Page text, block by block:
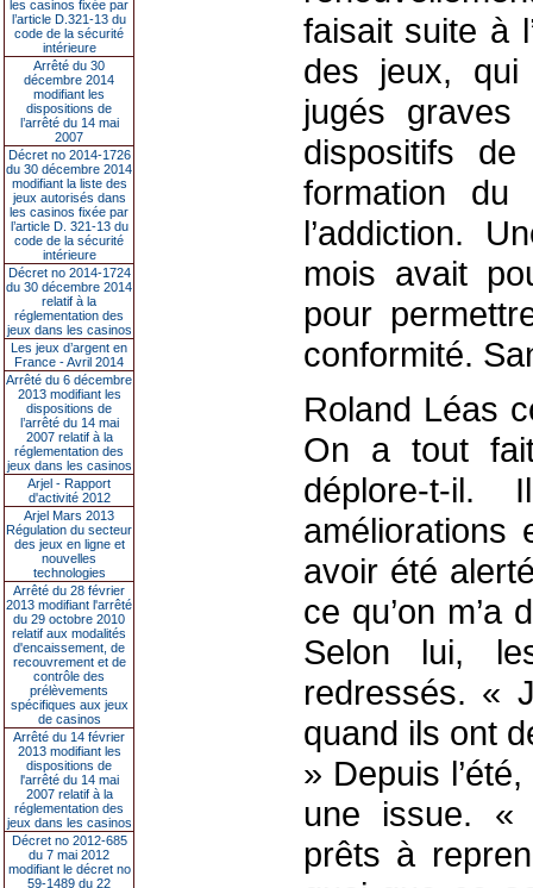
les casinos fixée par
l’article D.321-13 du
code de la sécurité
intérieure
Arrêté du 30
décembre 2014
modifiant les
dispositions de
l’arrêté du 14 mai
2007
Décret no 2014-1726
du 30 décembre 2014
modifiant la liste des
jeux autorisés dans
les casinos fixée par
l’article D. 321-13 du
code de la sécurité
intérieure
Décret no 2014-1724
du 30 décembre 2014
relatif à la
réglementation des
jeux dans les casinos
Les jeux d’argent en
France - Avril 2014
Arrêté du 6 décembre
2013 modifiant les
dispositions de
l’arrêté du 14 mai
2007 relatif à la
réglementation des
jeux dans les casinos
Arjel - Rapport
d'activité 2012
Arjel Mars 2013
Régulation du secteur
des jeux en ligne et
nouvelles
technologies
Arrêté du 28 février
2013 modifiant l'arrêté
du 29 octobre 2010
relatif aux modalités
d'encaissement, de
recouvrement et de
contrôle des
prélèvements
spécifiques aux jeux
de casinos
Arrêté du 14 février
2013 modifiant les
dispositions de
l'arrêté du 14 mai
2007 relatif à la
réglementation des
jeux dans les casinos
Décret no 2012-685
du 7 mai 2012
modifiant le décret no
59-1489 du 22
faisait suite à
des jeux, qui
jugés
dispositifs
formation
l’addiction.
mois avait
pour
conformité.
Roland Léas
On a tout
déplore-t-il.
améliorations
avoir été
ce qu’on m’a
Selon lui,
redressés. «
quand ils ont
» Depuis
une issue. «
prêts à